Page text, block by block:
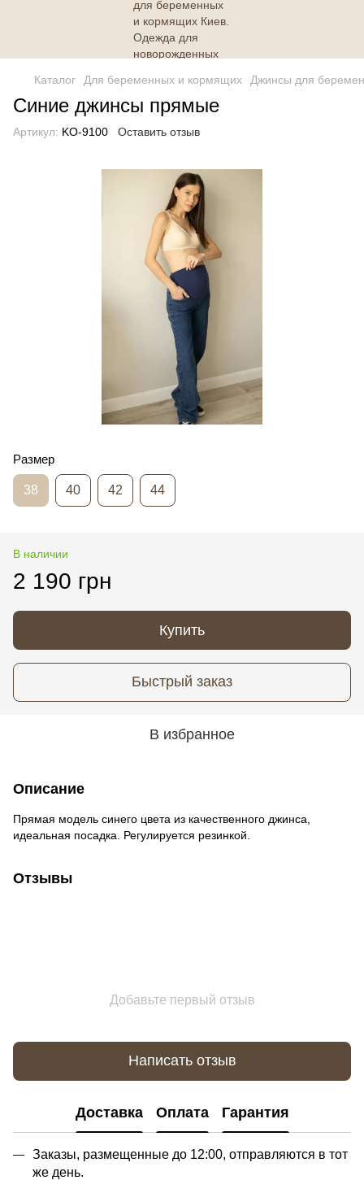
Каталог Для беременных и кормящих Джинсы для
Синие джинсы прямые
Артикул: KO-9100 Оставить отзыв
Размер
38 40 42 44
В наличии
2 190 грн
Купить
Быстрый заказ
В избранное
Описание
Прямая модель синего цвета из качественного джинса,
идеальная посадка. Регулируется резинкой.
Отзывы
Добавьте первый отзыв
Написать отзыв
Доставка Оплата Гарантия
Заказы, размещенные до 12:00, отправляются в тот
же день.